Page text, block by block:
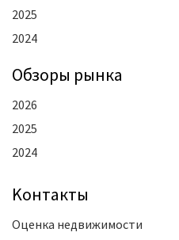
2025
2024
Oбзоры рынка
2026
2025
2024
Kонтакты
Оценка недвижимости